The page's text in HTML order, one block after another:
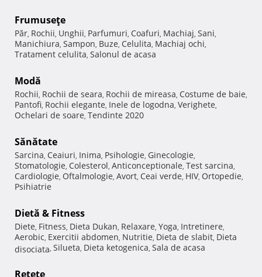
Frumuseţe
Păr, Rochii, Unghii, Parfumuri, Coafuri, Machiaj, Sani,
Manichiura, Sampon, Buze, Celulita, Machiaj ochi,
Tratament celulita, Salonul de acasa
Modă
Rochii, Rochii de seara, Rochii de mireasa, Costume de baie,
Pantofi, Rochii elegante, Inele de logodna, Verighete,
Ochelari de soare, Tendinte 2020
Sănătate
Sarcina, Ceaiuri, Inima, Psihologie, Ginecologie,
Stomatologie, Colesterol, Anticonceptionale, Test sarcina,
Cardiologie, Oftalmologie, Avort, Ceai verde, HIV, Ortopedie,
Psihiatrie
Dietă & Fitness
Diete, Fitness, Dieta Dukan, Relaxare, Yoga, Intretinere,
Aerobic, Exercitii abdomen, Nutritie, Dieta de slabit, Dieta
disociata, Silueta, Dieta ketogenica, Sala de acasa
Reţete